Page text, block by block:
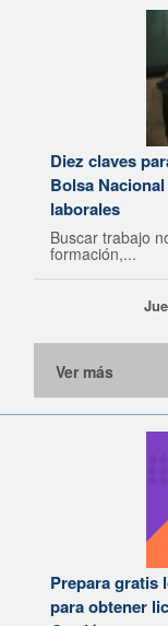
Diez claves
Bolsa
laborales
Buscar trabajo
formación,...
Ver más
Prepara gratis
para obtener